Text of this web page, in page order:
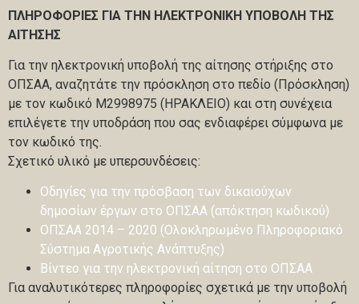
ΠΛΗΡΟΦΟΡΙΕΣ ΓΙΑ ΤΗΝ ΗΛΕΚΤΡΟΝΙΚΗ ΥΠΟΒΟΛΗ ΤΗΣ
ΑΙΤΗΣΗΣ
Για την ηλεκτρονική υποβολή της αίτησης στήριξης στο
ΟΠΣΑΑ, αναζητάτε την πρόσκληση στο πεδίο (Πρόσκληση)
με τον κωδικό M2998975 (ΗΡΑΚΛΕΙΟ) και στη συνέχεια
επιλέγετε την υποδράση που σας ενδιαφέρει σύμφωνα με
τον κωδικό της.
Σχετικό υλικό με υπερσυνδέσεις:
Οδηγίες για την πρόσβαση των δικαιούχων
δημοσίων έργων στο ΟΠΣΑΑ (απόκτηση κωδικού)
ΟΠΣΑΑ 2014 – 2020 (Ολοκληρωμένο Πληροφοριακό
Σύστημα Αγροτικής Ανάπτυξης)
Βίντεο για την ηλεκτρονική αίτηση στο ΟΠΣΑΑ
Για αναλυτικότερες πληροφορίες σχετικά με την υποβολή